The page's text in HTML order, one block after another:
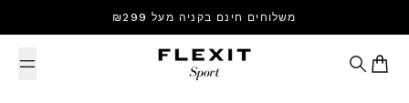
Skip to content משלוחים חינם בקניה מעל ₪299
Search
Cart